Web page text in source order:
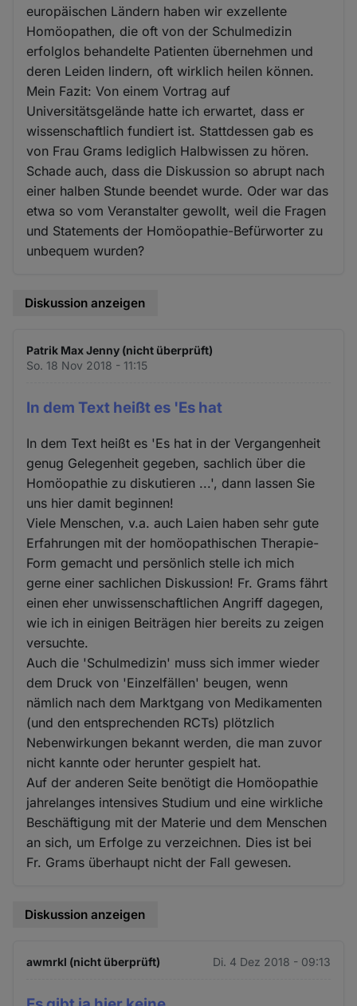
europäischen Ländern haben wir exzellente
Homöopathen, die oft von der Schulmedizin
erfolglos behandelte Patienten übernehmen und
deren Leiden lindern, oft wirklich heilen können.
Mein Fazit: Von einem Vortrag auf
Universitätsgelände hatte ich erwartet, dass er
wissenschaftlich fundiert ist. Stattdessen gab es
von Frau Grams lediglich Halbwissen zu hören.
Schade auch, dass die Diskussion so abrupt nach
einer halben Stunde beendet wurde. Oder war das
etwa so vom Veranstalter gewollt, weil die Fragen
und Statements der Homöopathie-Befürworter zu
unbequem wurden?
Diskussion anzeigen
Patrik Max Jenny (nicht überprüft)
So. 18 Nov 2018 - 11:15
In dem Text heißt es 'Es hat
In dem Text heißt es 'Es hat in der Vergangenheit
genug Gelegenheit gegeben, sachlich über die
Homöopathie zu diskutieren ...', dann lassen Sie
uns hier damit beginnen!
Viele Menschen, v.a. auch Laien haben sehr gute
Erfahrungen mit der homöopathischen Therapie-
Form gemacht und persönlich stelle ich mich
gerne einer sachlichen Diskussion! Fr. Grams fährt
einen eher unwissenschaftlichen Angriff dagegen,
wie ich in einigen Beiträgen hier bereits zu zeigen
versuchte.
Auch die 'Schulmedizin' muss sich immer wieder
dem Druck von 'Einzelfällen' beugen, wenn
nämlich nach dem Marktgang von Medikamenten
(und den entsprechenden RCTs) plötzlich
Nebenwirkungen bekannt werden, die man zuvor
nicht kannte oder herunter gespielt hat.
Auf der anderen Seite benötigt die Homöopathie
jahrelanges intensives Studium und eine wirkliche
Beschäftigung mit der Materie und dem Menschen
an sich, um Erfolge zu verzeichnen. Dies ist bei
Fr. Grams überhaupt nicht der Fall gewesen.
Diskussion anzeigen
awmrkl (nicht überprüft) Di. 4 Dez 2018 - 09:13